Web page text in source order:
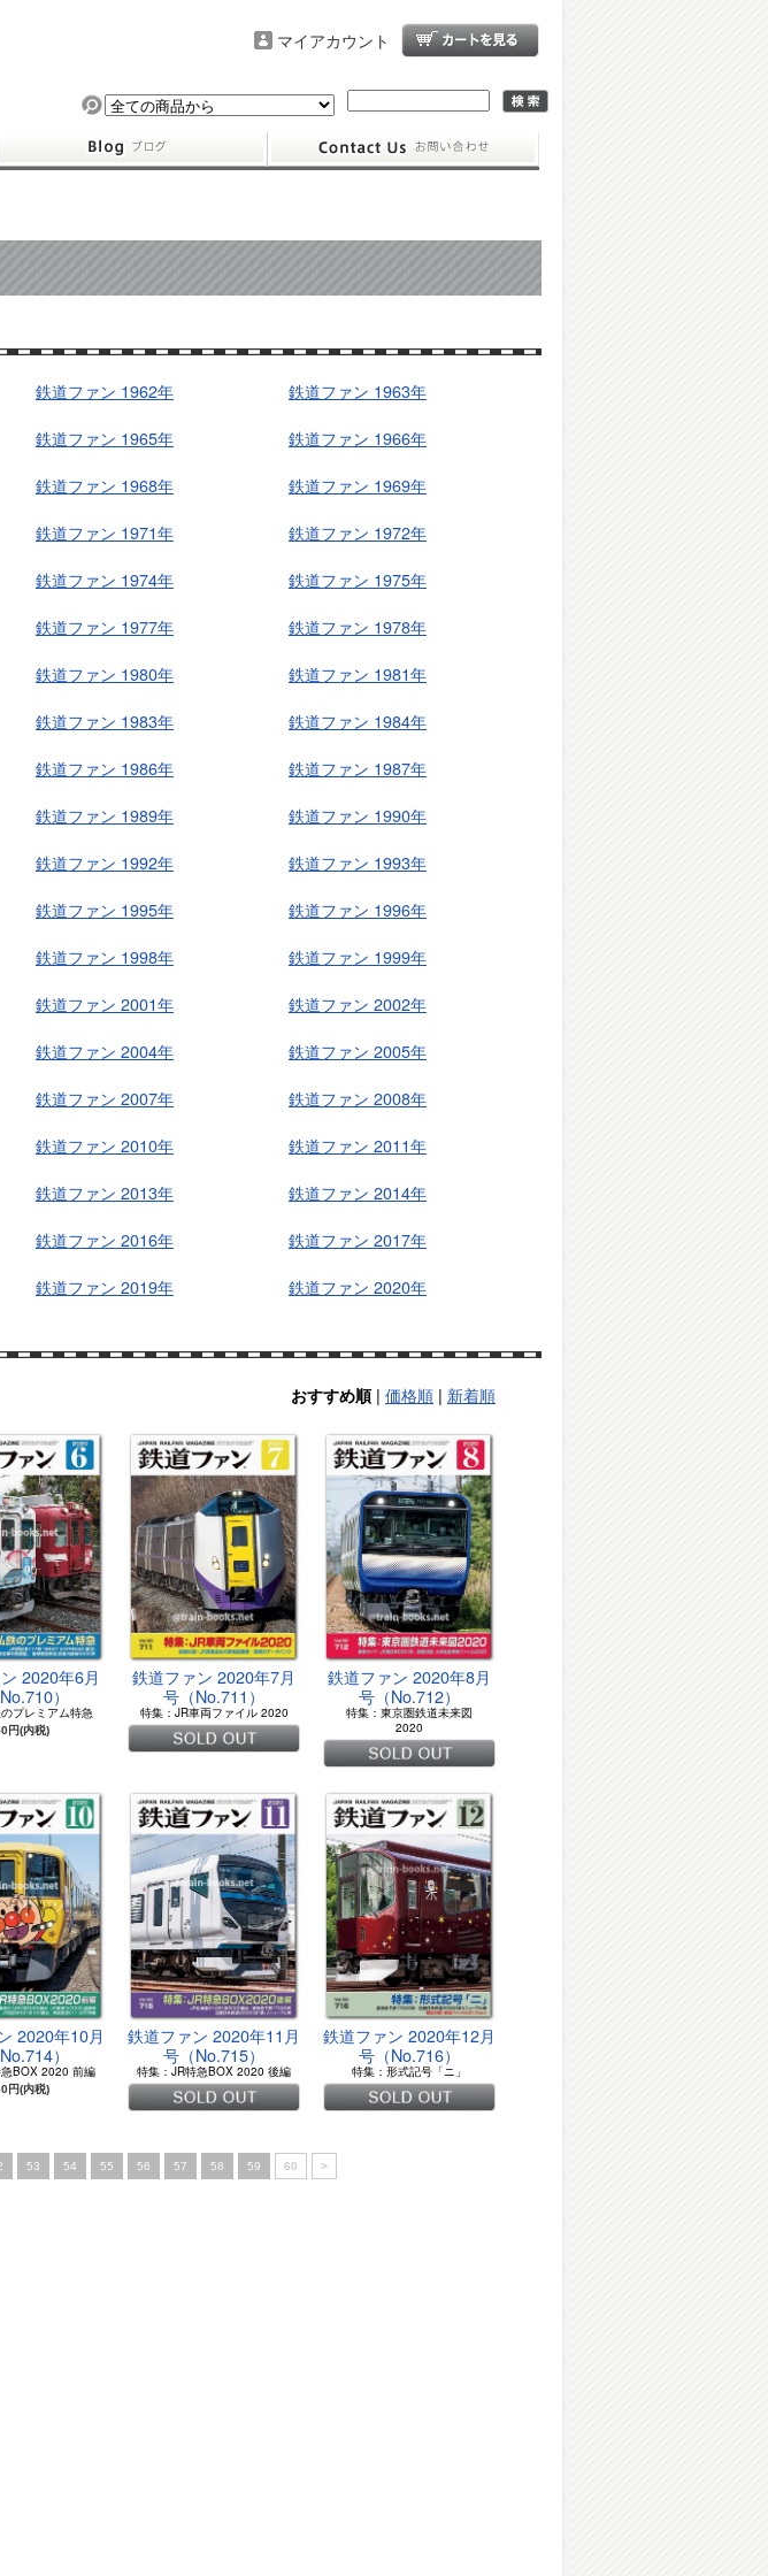
マイアカウント
鉄道ファン 1962年
鉄道ファン 1963年
鉄道ファン 1965年
鉄道ファン 1966年
鉄道ファン 1968年
鉄道ファン 1969年
鉄道ファン 1971年
鉄道ファン 1972年
鉄道ファン 1974年
鉄道ファン 1975年
鉄道ファン 1977年
鉄道ファン 1978年
鉄道ファン 1980年
鉄道ファン 1981年
鉄道ファン 1983年
鉄道ファン 1984年
鉄道ファン 1986年
鉄道ファン 1987年
鉄道ファン 1989年
鉄道ファン 1990年
鉄道ファン 1992年
鉄道ファン 1993年
鉄道ファン 1995年
鉄道ファン 1996年
鉄道ファン 1998年
鉄道ファン 1999年
鉄道ファン 2001年
鉄道ファン 2002年
鉄道ファン 2004年
鉄道ファン 2005年
鉄道ファン 2007年
鉄道ファン 2008年
鉄道ファン 2010年
鉄道ファン 2011年
鉄道ファン 2013年
鉄道ファン 2014年
鉄道ファン 2016年
鉄道ファン 2017年
鉄道ファン 2019年 鉄道ファン 2020年
おすすめ順| 価格順 | 新着順
2020年6月
）
プレミアム特急
円(内税)
鉄道ファン 2020年7月
号（No.711）
特集：JR車両ファイル 2020
鉄道ファン 2020年8月
号（No.712）
特集：東京圏鉄道未来図
2020
2020年10月
）
BOX 2020 前編
円(内税)
鉄道ファン 2020年11月
号（No.715）
特集：JR特急BOX 2020 後編
鉄道ファン 2020年12月
号（No.716）
特集：形式記号「ニ」
53 54 55 56 57 58 59 60 >